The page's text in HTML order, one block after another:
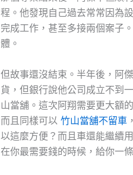
程。他發現自己過去常常因為
完成工作，甚至多接兩個案子
體。
但故事還沒結束。半年後，阿
貨，但銀行說他公司成立不到
山當舖。這次阿翔需要更大額
而且同樣可以 竹山當舖不留車
以這麼方便？而且車還能繼續
在你最需要錢的時候，給你一